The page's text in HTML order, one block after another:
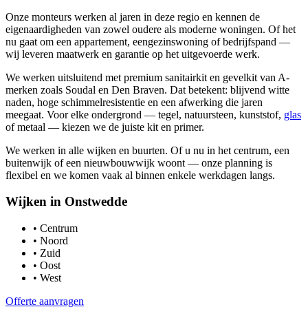
Onze monteurs werken al jaren in deze regio en kennen de
eigenaardigheden van zowel oudere als moderne woningen. Of het
nu gaat om een appartement, eengezinswoning of bedrijfspand —
wij leveren maatwerk en garantie op het uitgevoerde werk.
We werken uitsluitend met premium sanitairkit en gevelkit van A-
merken zoals Soudal en Den Braven. Dat betekent: blijvend witte
naden, hoge schimmelresistentie en een afwerking die jaren
meegaat. Voor elke ondergrond — tegel, natuursteen, kunststof, glas
of metaal — kiezen we de juiste kit en primer.
We werken in alle wijken en buurten. Of u nu in het centrum, een
buitenwijk of een nieuwbouwwijk woont — onze planning is
flexibel en we komen vaak al binnen enkele werkdagen langs.
Wijken in Onstwedde
• Centrum
• Noord
• Zuid
• Oost
• West
Offerte aanvragen